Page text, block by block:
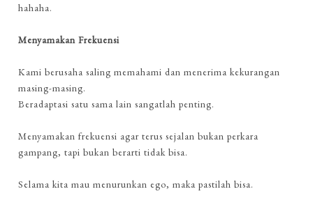
hahaha.
Menyamakan Frekuensi
Kami berusaha saling memahami dan menerima kekurangan
masing-masing.
Beradaptasi satu sama lain sangatlah penting.
Menyamakan frekuensi agar terus sejalan bukan perkara
gampang, tapi bukan berarti tidak bisa.
Selama kita mau menurunkan ego, maka pastilah bisa.